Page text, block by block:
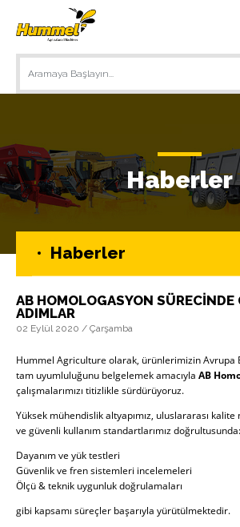
Haberler
Haberler
AB HOMOLOGASYON SÜRECİNDE
ADIMLAR
02 Eylül 2020 / Çarşamba
Hummel Agriculture olarak, ürünlerimizin Avrupa
tam uyumluluğunu belgelemek amacıyla AB
çalışmalarımızı titizlikle sürdürüyoruz.
Yüksek mühendislik altyapımız, uluslararası kalite
ve güvenli kullanım standartlarımız doğrultusunda:
Dayanım ve yük testleri
Güvenlik ve fren sistemleri incelemeleri
Ölçü & teknik uygunluk doğrulamaları
gibi kapsamı süreçler başarıyla yürütülmektedir.